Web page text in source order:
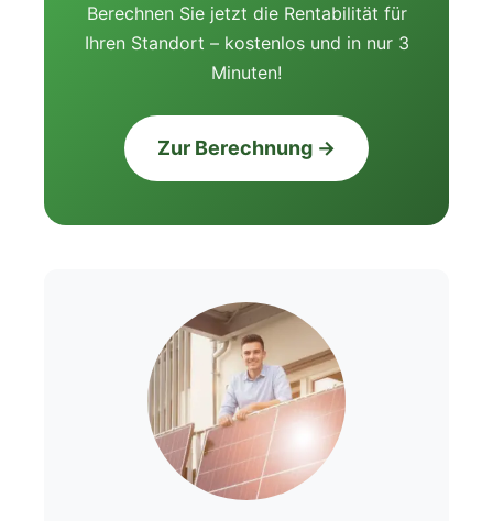
Berechnen Sie jetzt die Rentabilität für
Ihren Standort – kostenlos und in nur 3
Minuten!
Zur Berechnung →